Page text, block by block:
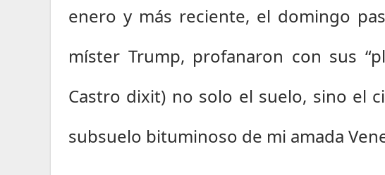
enero y más reciente, el domingo
míster Trump, profanaron con sus
Castro dixit) no solo el suelo, sino el
subsuelo bituminoso de mi amada